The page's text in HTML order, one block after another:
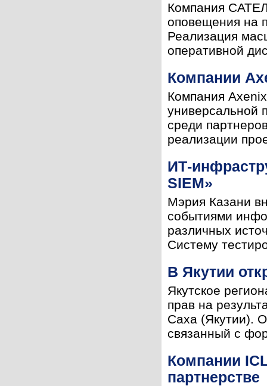
Компания
оповещения на
Реализация
оперативной
Компании
Компания
универсальной
среди
реализации
ИТ-
SIEM»
Мэрия Казани
событиями
различных
Систему
В Якутии
Якутское
прав на
Саха (Якутии).
связанный с
Компании
партнерстве